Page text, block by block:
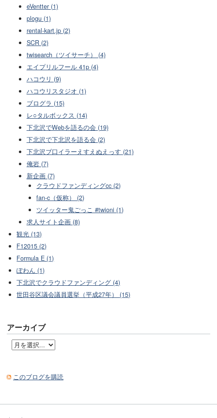
eVentter (1)
plogu (1)
rental-kart.jp (2)
SCR (2)
twisearch（ツイサーチ） (4)
エイプリルフール 41p (4)
ハコウリ (9)
ハコウリスタジオ (1)
ブログラ (15)
レ○タルボックス (14)
下北沢でWebを語るの会 (19)
下北沢で下北沢を語る会 (2)
下北沢ブ口イラーえすえぬえっす (21)
俺岩 (7)
新企画 (7)
クラウドファンディングcc (2)
fan-c（仮称） (2)
ツイッター鬼ごっこ #twioni (1)
求人サイト企画 (8)
観光 (13)
F12015 (2)
Formula E (1)
ぽわん (1)
下北沢でクラウドファンディング (4)
世田谷区議会議員選挙（平成27年） (15)
アーカイブ
このブログを購読